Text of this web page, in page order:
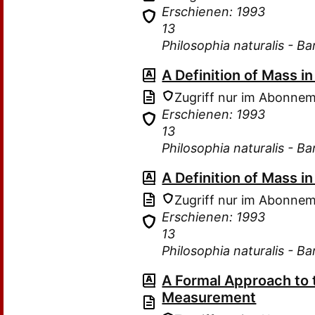
Erschienen: 1993
13
Philosophia naturalis -
A Definition of Mass
Zugriff nur im
Erschienen: 1993
13
Philosophia naturalis -
A Definition of Mass
Zugriff nur im
Erschienen: 1993
13
Philosophia naturalis -
A Formal Approach
Measurement